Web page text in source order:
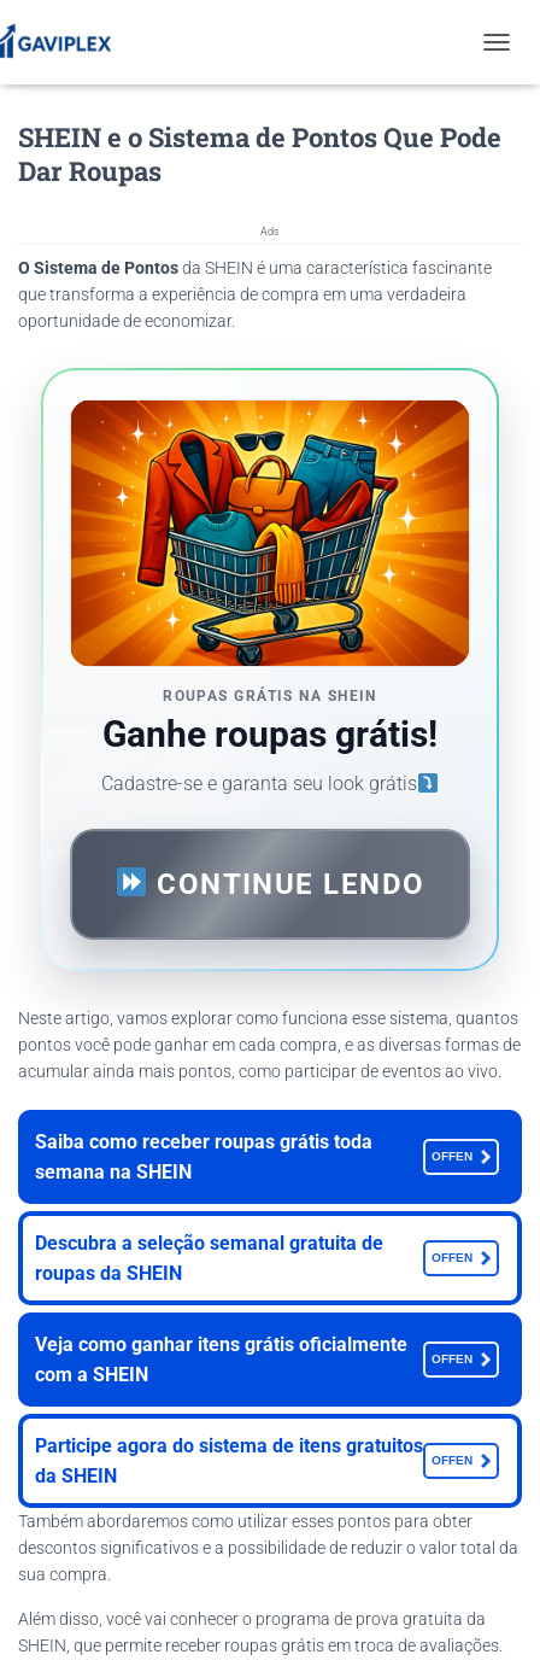
O
G
L
N
SHEIN e o Sistema de Pontos Que Pode
Dar Roupas
Ads
O Sistema de Pontosda SHEIN é uma característica fascinante
que transforma a experiência de compra em uma verdadeira
oportunidade de economizar.
ROUPAS GRÁTIS NA SHEIN
Ganhe roupas grátis!
Cadastre-se e garanta seu look grátis
CONTINUE LENDO
Neste artigo, vamos explorar como funciona esse sistema, quantos
pontos você pode ganhar em cada compra, e as diversas formas de
acumular ainda mais pontos, como participar de eventos ao vivo.
Saiba como receber roupas grátis toda
semana na SHEIN
OFFEN
Descubra a seleção semanal gratuita de
roupas da SHEIN
OFFEN
Veja como ganhar itens grátis oficialmente
com a SHEIN
OFFEN
Participe agora do sistema de itens gratuitos
da SHEIN
OFFEN
Também abordaremos como utilizar esses pontos para obter
descontos significativos e a possibilidade de reduzir o valor total da
sua compra.
Além disso, você vai conhecer o programa de prova gratuita da
SHEIN, que permite receber roupas grátis em troca de avaliações.